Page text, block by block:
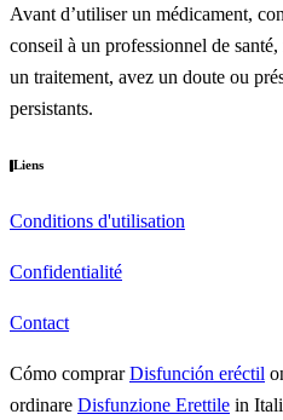
Avant d’utiliser un médicament,
conseil à un professionnel de
un traitement, avez un doute ou
persistants.
Liens
Conditions d'utilisation
Confidentialité
Contact
Cómo comprarDisfunción eréctil
ordinare Disfunzione Erettile in